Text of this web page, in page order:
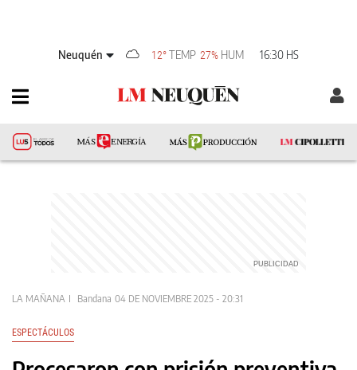
Neuquén 12° TEMP 27% HUM 16:30 HS
LA MAÑANA Bandana 04 DE NOVIEMBRE 2025 - 20:31
ESPECTÁCULOS